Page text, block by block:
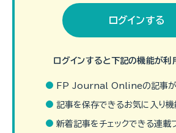
景気と物価の間には、「景気が良くなると物価
悪くなると物価は下がる」という関係性があ
ログインする
ログインすると下記の機能が利
FP Journal Onlineの記事が
記事を保存できるお気に入り機
新着記事をチェックできる連載